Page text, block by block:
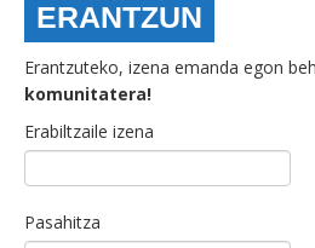
ERANTZUN
Erantzuteko, izena emanda egon
komunitatera!
Erabiltzaile izena
Pasahitza